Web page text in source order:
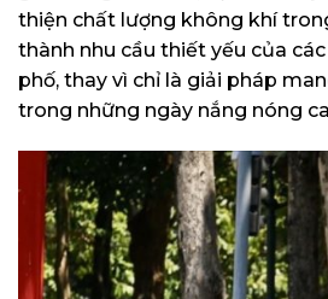
thiện chất lượng không khí
thành nhu cầu thiết yếu của
phố, thay vì chỉ là giải pháp
trong những ngày nắng nóng